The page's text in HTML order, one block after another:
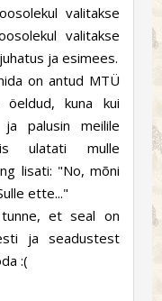
valitakse
valitakse
ja esimees.
on antud MTÜ
öeldud, kuna kui
palusin meilile
ulatati mulle
lisati: "No, mõni
ette..."
et seal on
ja seadustest
:(